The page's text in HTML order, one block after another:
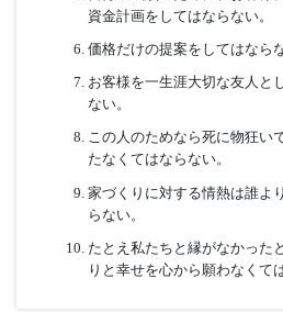
小
家づくりナイスホ
お客様に絶対に守ら